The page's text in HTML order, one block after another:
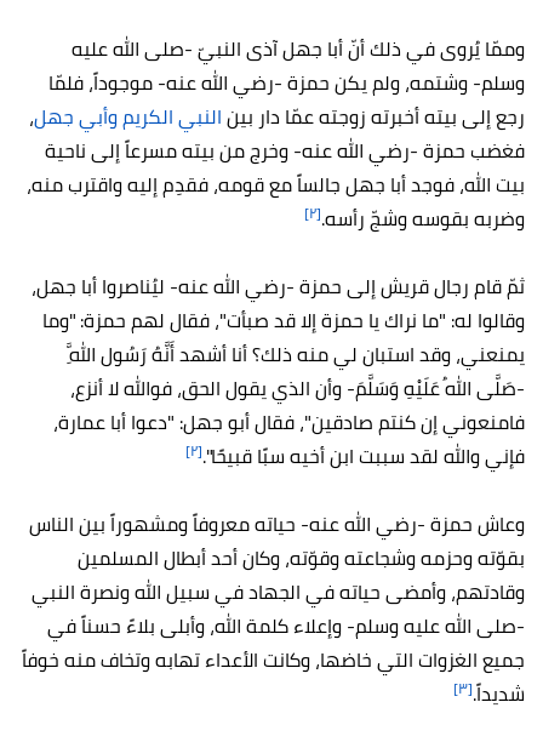
وممّا يُروى في ذلك أنّ أبا جهل آذى النبيّ -صلى الله عليه
وسلم- وشتمه، ولم يكن حمزة -رضي الله عنه- موجوداً، فلمّا
رجع إلى بيته أخبرته زوجته عمّا دار بينالنبي الكريم وأبي جهل،
فغضب حمزة -رضي الله عنه- وخرج من بيته مسرعاً إلى ناحية
بيت الله، فوجد أبا جهل جالساً مع قومه، فقدِم إليه واقترب منه،
وضربه بقوسه وشجّ رأسه.[٢]
ثمّ قام رجال قريش إلى حمزة -رضي الله عنه- ليُناصروا أبا جهل،
وقالوا له: "ما نراك يا حمزة إلا قد صبأت"، فقال لهم حمزة: "وما
يمنعني، وقد استبان لي منه ذلك؟ أنا أشهد أَنَّهُ رَسُول اللَّهِ
-صَلَّى اللهُ عَلَيْهِ وَسَلَّمَ- وأن الذي يقول الحق، فوالله لا أنزع،
فامنعوني إن كنتم صادقين"، فقال أبو جهل: "دعوا أبا عمارة،
فإني والله لقد سببت ابن أخيه سبًا قبيحًا".[٢]
وعاش حمزة -رضي الله عنه- حياته معروفاً ومشهوراً بين الناس
بقوّته وحزمه وشجاعته وقوّته، وكان أحد أبطال المسلمين
وقادتهم، وأمضى حياته في الجهاد في سبيل الله ونصرة النبي
-صلى الله عليه وسلم- وإعلاء كلمة الله، وأبلى بلاءً حسناً في
جميع الغزوات التي خاضها، وكانت الأعداء تهابه وتخاف منه خوفاً
شديداً.[٣]